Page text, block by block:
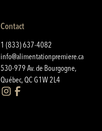
Contact
1 (833) 637-4082
info@alimentationpremiere.ca
530-979 Av. de Bourgogne,
Québec, QC G1W 2L4